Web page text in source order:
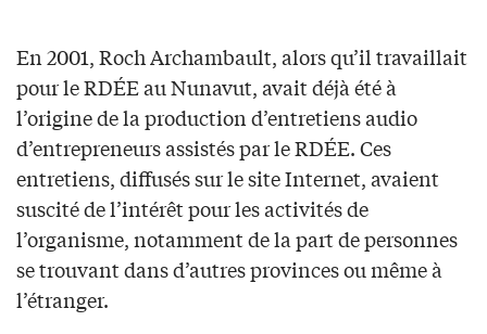
En 2001, Roch Archambault, alors qu’il travaillait
pour le RDÉE au Nunavut, avait déjà été à
l’origine de la production d’entretiens audio
d’entrepreneurs assistés par le RDÉE. Ces
entretiens, diffusés sur le site Internet, avaient
suscité de l’intérêt pour les activités de
l’organisme, notamment de la part de personnes
se trouvant dans d’autres provinces ou même à
l’étranger.